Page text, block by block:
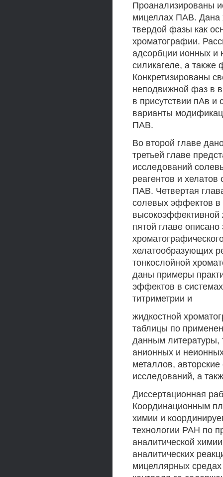
Проанализированы
мицеллах ПАВ. Дана
твердой фазы как
хроматографии.
адсорбции ионных
силикагеле, а
Конкретизированы
неподвижной фаз в
в присутствии пАв и
варианты
ПАВ.
Во второй главе
третьей главе
исследований
реагентов и хелатов
ПАВ. Четвертая
солевых эффектов
пятой главе
хелатообразующих
тонкослойной
даны примеры
эффектов в
титриметрии и
жидкостной
таблицы по
данным литературы,
анионных и
металлов,
исследований, а
Диссертационная
Координационным
химии и
технологии РАН по
аналитической
аналитических
мицеллярных